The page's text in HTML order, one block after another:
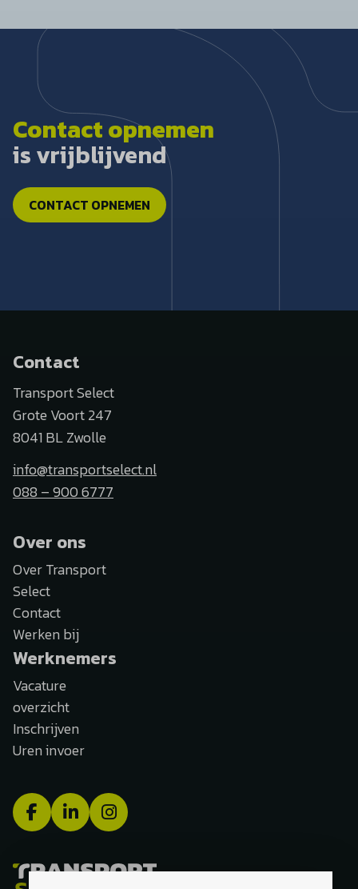
Contact opnemen
is vrijblijvend
CONTACT OPNEMEN
Contact
Transport Select
Grote Voort 247
8041 BL Zwolle
info@transportselect.nl
088 – 900 6777
Over ons
Over Transport
Select
Contact
Werken bij
Werknemers
Vacature
overzicht
Inschrijven
Uren invoer